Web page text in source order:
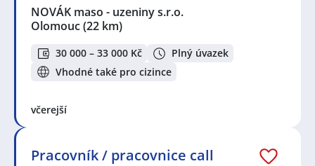
NOVÁK maso - uzeniny s.r.o.
Olomouc(22 km)
30 000 – 33 000 Kč
Plný úvazek
Vhodné také pro cizince
včerejší
Pracovník / pracovnice call